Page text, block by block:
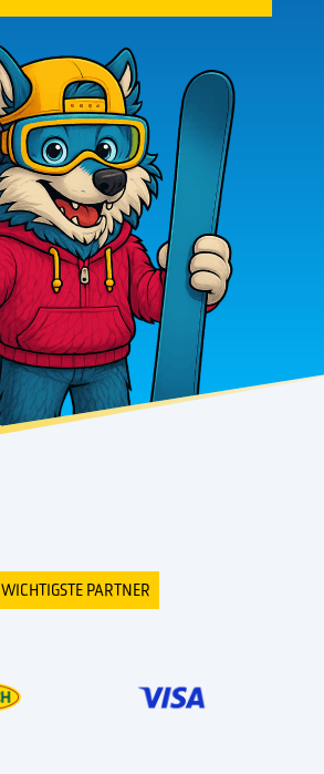
WICHTIGSTE PARTNER